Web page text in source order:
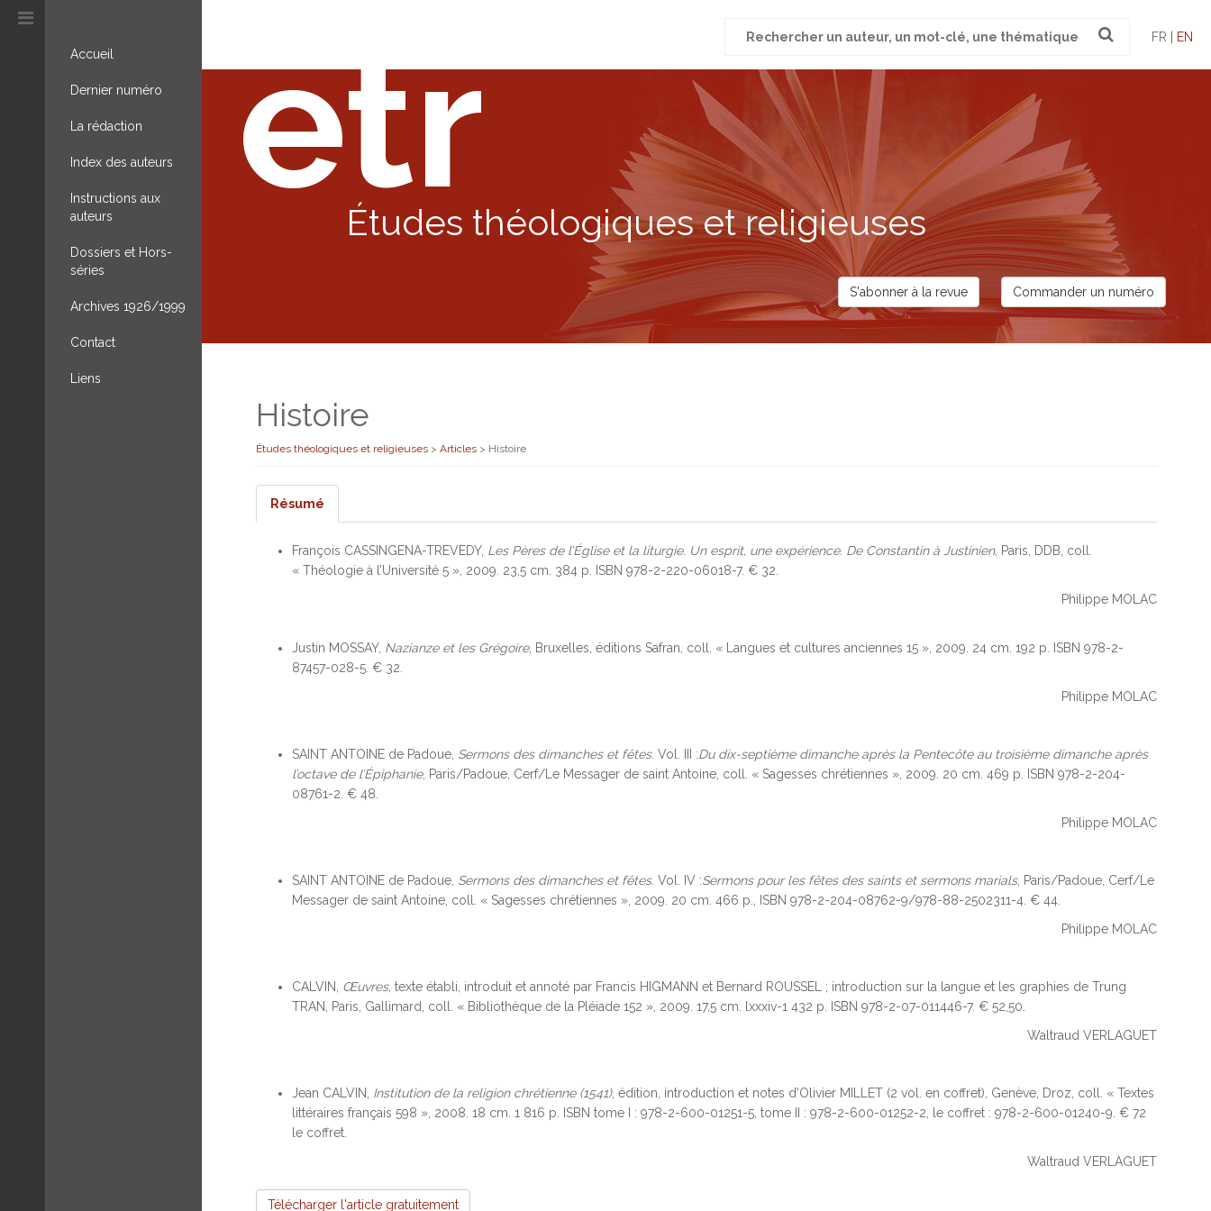
Accueil
Dernier numéro
La rédaction
Index des auteurs
Instructions aux
auteurs
Dossiers et Hors-
séries
Archives 1926/1999
Contact
Liens
pour
FR | EN
etr
Études théologiques et religieuses
S'abonner à la revue Commander un numéro
Histoire
Études théologiques et religieuses > Articles > Histoire
Résumé
François CASSINGENA-TREVEDY, Les Pères de l’Église et la liturgie. Un esprit, une expérience. De Constantin à Justinien, Paris, DDB, coll.
« Théologie à l’Université 5 », 2009. 23,5 cm. 384 p. ISBN 978-2-220-06018-7. € 32.
Philippe MOLAC
Justin MOSSAY, Nazianze et les Grégoire, Bruxelles, éditions Safran, coll. « Langues et cultures anciennes 15 », 2009. 24 cm. 192 p. ISBN 978-2-
87457-028-5. € 32.
Philippe MOLAC
SAINT ANTOINE de Padoue, Sermons des dimanches et fêtes. Vol. III :Du dix-septième dimanche après la Pentecôte au troisième dimanche après
l’octave de l’Épiphanie, Paris/Padoue, Cerf/Le Messager de saint Antoine, coll. « Sagesses chrétiennes », 2009. 20 cm. 469 p. ISBN 978-2-204-
08761-2. € 48.
Philippe MOLAC
SAINT ANTOINE de Padoue, Sermons des dimanches et fêtes. Vol. IV :Sermons pour les fêtes des saints et sermons marials, Paris/Padoue, Cerf/Le
Messager de saint Antoine, coll. « Sagesses chrétiennes », 2009. 20 cm. 466 p., ISBN 978-2-204-08762-9/978-88-2502311-4. € 44.
Philippe MOLAC
CALVIN, Œuvres, texte établi, introduit et annoté par Francis HIGMANN et Bernard ROUSSEL ; introduction sur la langue et les graphies de Trung
TRAN, Paris, Gallimard, coll. « Bibliothèque de la Pléiade 152 », 2009. 17,5 cm. lxxxiv-1 432 p. ISBN 978-2-07-011446-7. € 52,50.
Waltraud VERLAGUET
Jean CALVIN, Institution de la religion chrétienne (1541), édition, introduction et notes d’Olivier MILLET (2 vol. en coffret), Genève, Droz, coll. « Textes
littéraires français 598 », 2008. 18 cm. 1 816 p. ISBN tome I : 978-2-600-01251-5, tome II : 978-2-600-01252-2, le coffret : 978-2-600-01240-9. € 72
le coffret.
Waltraud VERLAGUET
Télécharger l'article gratuitement